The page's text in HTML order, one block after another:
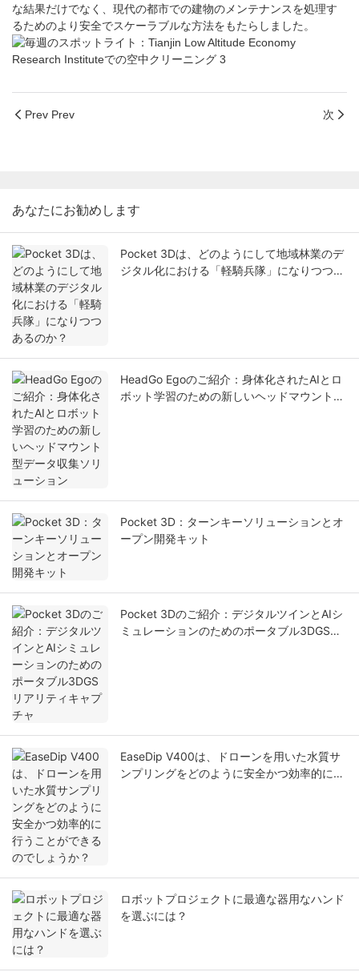
な結果だけでなく、現代の都市での建物のメンテナンスを処理す
るためのより安全でスケーラブルな方法をもたらしました。
Prev Prev 次
あなたにお勧めします
Pocket 3Dは、どのようにして地域林業のデ
ジタル化における「軽騎兵隊」になりつつあ
HeadGo Egoのご紹介：身体化されたAIとロ
ボット学習のための新しいヘッドマウント型
Pocket 3D：ターンキーソリューションとオ
ープン開発キット
Pocket 3Dのご紹介：デジタルツインとAIシ
ミュレーションのためのポータブル3DGSリ
EaseDip V400は、ドローンを用いた水質サ
ンプリングをどのように安全かつ効率的に行
ロボットプロジェクトに最適な器用なハンド
を選ぶには？